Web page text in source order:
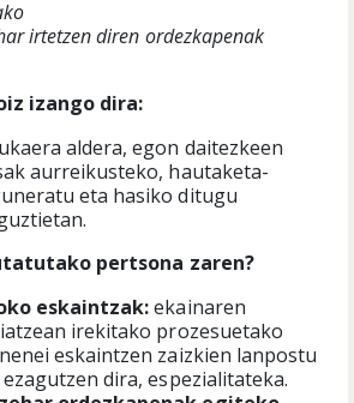
irtetzen diren ordezkapenak
izango dira:
aldera, egon daitezkeen
aurreikusteko, hautaketa-
eta hasiko ditugu
pertsona zaren?
eskaintzak:ekainaren
irekitako prozesuetako
eskaintzen zaizkien lanpostu
dira, espezialitateka.